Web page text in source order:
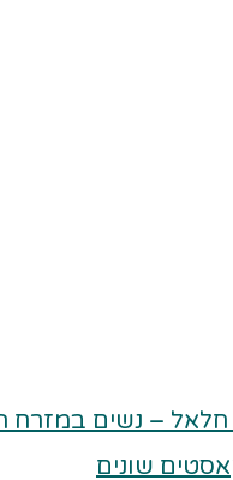
– נשים במזרח
שונים